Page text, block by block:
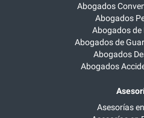
Abogados
Abogados
Abogados de
Abogados de
Abogados
Abogados
Asesorías